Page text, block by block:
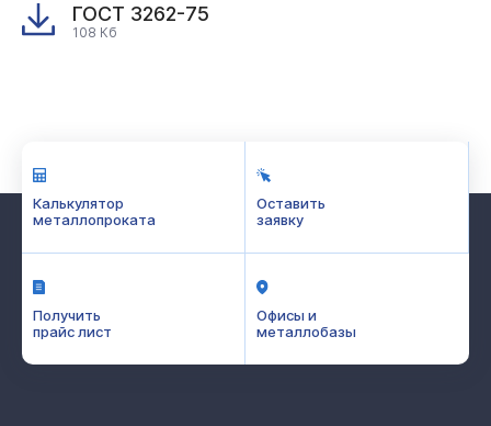
ГОСТ 3262-75
108 Кб
Калькулятор
металлопроката
Оставить
заявку
Получить
прайс лист
Офисы и
металлобазы